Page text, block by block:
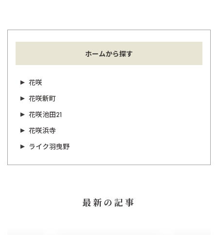
ホームから探す
花咲
花咲新町
花咲池田21
花咲浜寺
ライク羽曳野
最新の記事